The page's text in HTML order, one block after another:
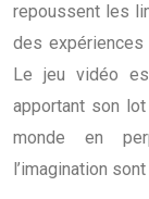
repoussent les
des expériences
Le jeu vidéo
apportant son
monde en
l’imagination